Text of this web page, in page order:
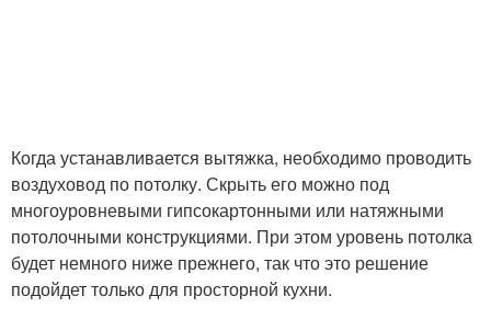
Когда устанавливается вытяжка, необходимо проводить
воздуховод по потолку. Скрыть его можно под
многоуровневыми гипсокартонными или натяжными
потолочными конструкциями. При этом уровень потолка
будет немного ниже прежнего, так что это решение
подойдет только для просторной кухни.